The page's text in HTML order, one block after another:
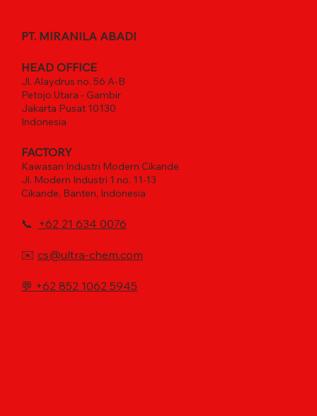
PT. MIRANILA ABADI
HEAD OFFICE
Jl. Alaydrus no. 56 A-B
Petojo Utara - Gambir
Jakarta Pusat 10130
Indonesia
FACTORY
Kawasan Industri Modern Cikande
Jl. Modern Industri 1 no. 11-13
Cikande, Banten, Indonesia
📞 +62 21 634 0076
✉️ cs@ultra-chem.com
💬 +62 852 1062 5945